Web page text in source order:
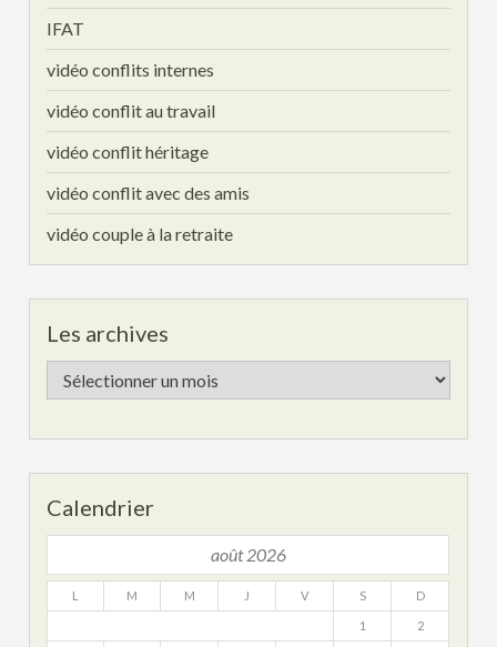
IFAT
vidéo conflits internes
vidéo conflit au travail
vidéo conflit héritage
vidéo conflit avec des amis
vidéo couple à la retraite
Les archives
Les
archives
Calendrier
août 2026
L M M J V S D
1 2